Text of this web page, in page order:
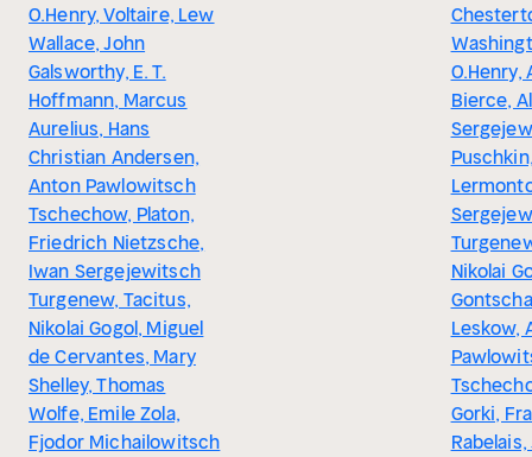
O.Henry, Voltaire, Lew
Wallace, John
Galsworthy, E. T.
Hoffmann, Marcus
Aurelius, Hans
Christian Andersen,
Anton Pawlowitsch
Tschechow, Platon,
Friedrich Nietzsche,
Iwan Sergejewitsch
Turgenew, Tacitus,
Nikolai Gogol, Miguel
de Cervantes, Mary
Shelley, Thomas
Wolfe, Emile Zola,
Fjodor Michailowitsch
O.Henry,
Bierce,
Nikolai
Leskow,
Gorki,